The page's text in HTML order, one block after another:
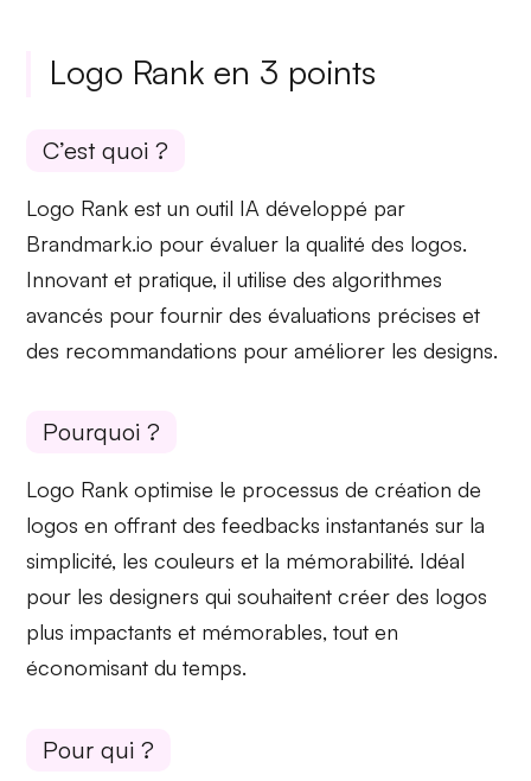
Logo Rank en 3 points
C’est quoi ?
Logo Rank est un outil IA développé par
Brandmark.io pour évaluer la qualité des logos.
Innovant et pratique, il utilise des algorithmes
avancés pour fournir des évaluations précises et
des recommandations pouraméliorer les designs.
Pourquoi ?
Logo Rankoptimise le processus de création de
logos en offrant desfeedbacks instantanés sur la
simplicité, les couleurs et la mémorabilité. Idéal
pour les designers qui souhaitent créer des logos
plus impactants et mémorables, tout en
économisant du temps.
Pour qui ?